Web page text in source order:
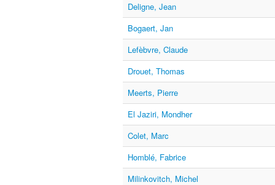
Deligne, Jean
Bogaert, Jan
Lefèbvre, Claude
Drouet, Thomas
Meerts, Pierre
El Jaziri, Mondher
Colet, Marc
Homblé, Fabrice
Milinkovitch, Michel